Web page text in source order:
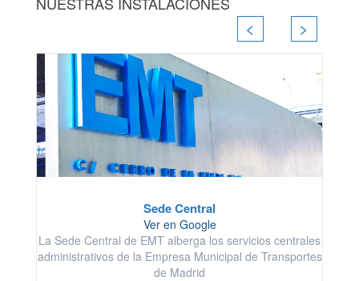
Sede Central
Ver en Google
La Sede Central de EMT alberga los servicios centrales
administrativos de la Empresa Municipal de Transportes
de Madrid
< >